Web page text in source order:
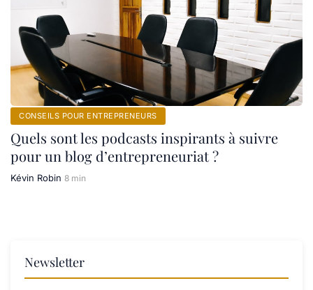
CONSEILS POUR ENTREPRENEURS
Quels sont les podcasts inspirants à suivre
pour un blog d’entrepreneuriat ?
Kévin Robin 8 min
Newsletter